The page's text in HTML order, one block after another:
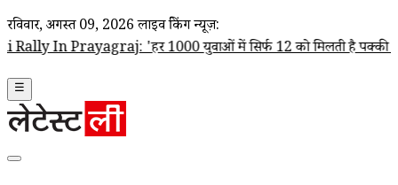
रविवार, अगस्त 09, 2026 लाइव ब्रेकिंग न्यूज़:
'हर 1000 युवाओं में सिर्फ 12 को मिलती है पक्की नौकरी',
☰